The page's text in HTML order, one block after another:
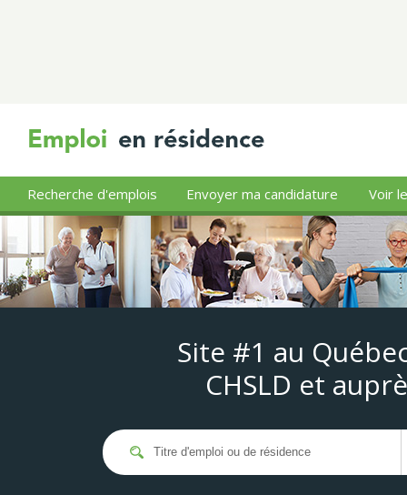
Recherche d'emplois Envoyer ma candidature Voir
Site #1 au
CHSLD et